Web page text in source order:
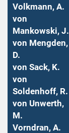
Volkmann, A.
von
Mankowski, J.
von Mengden,
D.
von Sack, K.
von
Soldenhoff, R.
von Unwerth,
M.
Vorndran, A.